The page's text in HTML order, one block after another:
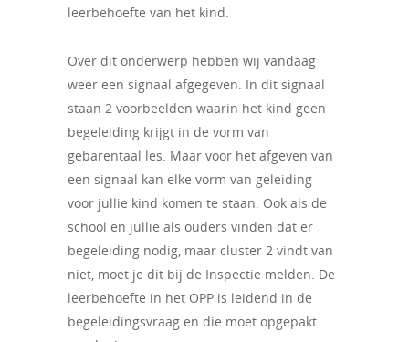
leerbehoefte van het kind.
Over dit onderwerp hebben wij vandaag
weer een signaal afgegeven. In dit signaal
staan 2 voorbeelden waarin het kind geen
begeleiding krijgt in de vorm van
gebarentaal les. Maar voor het afgeven van
een signaal kan elke vorm van geleiding
voor jullie kind komen te staan. Ook als de
school en jullie als ouders vinden dat er
begeleiding nodig, maar cluster 2 vindt van
niet, moet je dit bij de Inspectie melden. De
leerbehoefte in het OPP is leidend in de
begeleidingsvraag en die moet opgepakt